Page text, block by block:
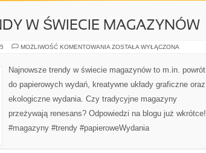
W ŚWIECIE MAGAZYNÓW
MOŻLIWOŚĆ KOMENTOWANIA NAJNOWSZE
MAGAZYNÓW
ZOSTAŁA WYŁĄCZONA
Najnowsze trendy w świecie magazynów to m.in. powrót
do papierowych wydań, kreatywne układy graficzne oraz
ekologiczne wydania. Czy tradycyjne magazyny
przeżywają renesans? Odpowiedzi na blogu już wkrótce!
#magazyny #trendy #papieroweWydania